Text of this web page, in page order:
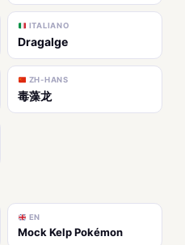
ITALIANO
Dragalge
ZH-HANS
毒藻龙
EN
Mock Kelp Pokémon